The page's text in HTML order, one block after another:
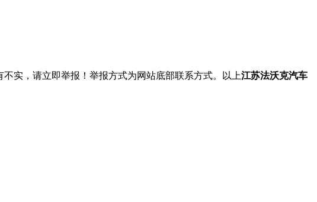
实，请立即举报！举报方式为网站底部联系方式。以上江苏法沃克汽车